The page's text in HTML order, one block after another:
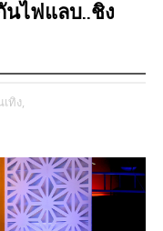
นไฟแลบ..ชิง
ทิง,